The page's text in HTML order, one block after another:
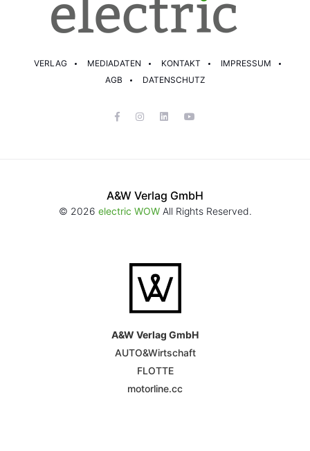
VERLAG MEDIADATEN KONTAKT
IMPRESSUM
AGB
DATENSCHUTZ
A&W Verlag GmbH
© 2026 electric WOWAll Rights Reserved.
A&W Verlag GmbH
AUTO&Wirtschaft
FLOTTE
motorline.cc